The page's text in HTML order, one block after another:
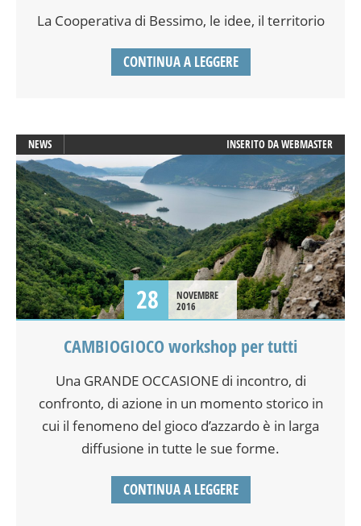
La Cooperativa di Bessimo, le idee, il territorio
CONTINUA A LEGGERE
NEWS INSERITO DAWEBMASTER
28
NOVEMBRE
2016
CAMBIOGIOCO workshop per tutti
Una GRANDE OCCASIONE di incontro, di
confronto, di azione in un momento storico in
cui il fenomeno del gioco d’azzardo è in larga
diffusione in tutte le sue forme.
CONTINUA A LEGGERE